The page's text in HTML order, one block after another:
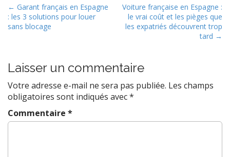
P
o
n
a
v
i
g
a
← Garant français en Espagne
: les 3 solutions pour louer
sans blocage
Voiture française en Espagne :
le vrai coût et les pièges que
les expatriés découvrent trop
tard →
Laisser un commentaire
Votre adresse e-mail ne sera pas publiée. Les champs
obligatoires sont indiqués avec*
Commentaire *